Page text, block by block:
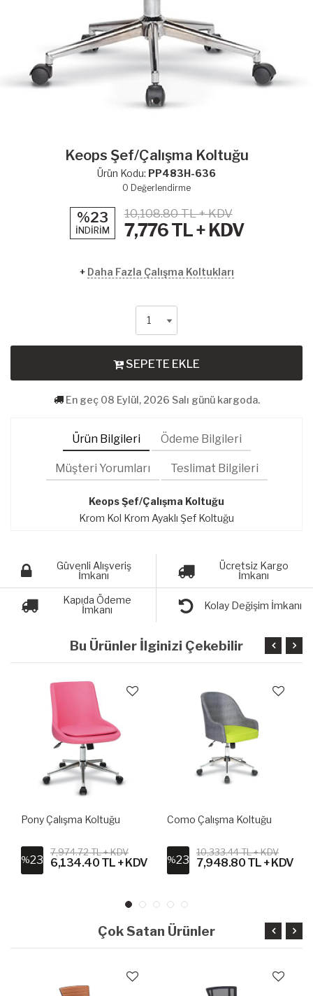
Keops Şef/Çalışma Koltuğu
Ürün Kodu: PP483H-636
0 Değerlendirme
%23
İNDİRİM
10,108.80 TL + KDV
7,776TL + KDV
+ Daha Fazla Çalışma Koltukları
SEPETE EKLE
En geç 08 Eylül, 2026 Salı günü kargoda.
Ürün Bilgileri Ödeme Bilgileri
Müşteri Yorumları Teslimat Bilgileri
Keops Şef/Çalışma Koltuğu
Krom Kol Krom Ayaklı Şef Koltuğu
Güvenli Alışveriş
İmkanı
Ücretsiz Kargo
İmkanı
Kapıda Ödeme
İmkanı
Kolay Değişim İmkanı
Bu Ürünler İlginizi Çekebilir
Pony Çalışma Koltuğu
%23
7,974.72 TL + KDV
6,134.40 TL + KDV
Como Çalışma Koltuğu
%23
10,333.44 TL + KDV
7,948.80 TL + KDV
Çok Satan Ürünler